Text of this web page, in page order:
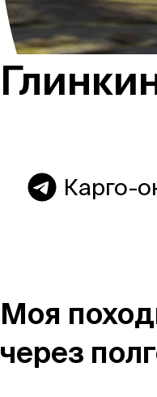
Мир
Команда
Магазин
Карго-
Моя
через